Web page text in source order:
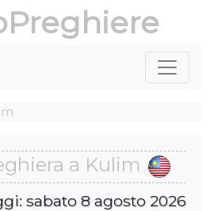
a Kulim
sabato 8 agosto 2026